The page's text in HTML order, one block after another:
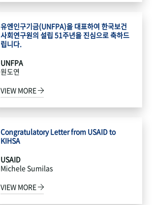
유엔인구기금(UNFPA)을 대표하여 한국보건
사회연구원의 설립 51주년을 진심으로 축하드
립니다.
UNFPA
원도연
VIEW MORE
Congratulatory Letter from USAID to
KIHSA
USAID
Michele Sumilas
VIEW MORE